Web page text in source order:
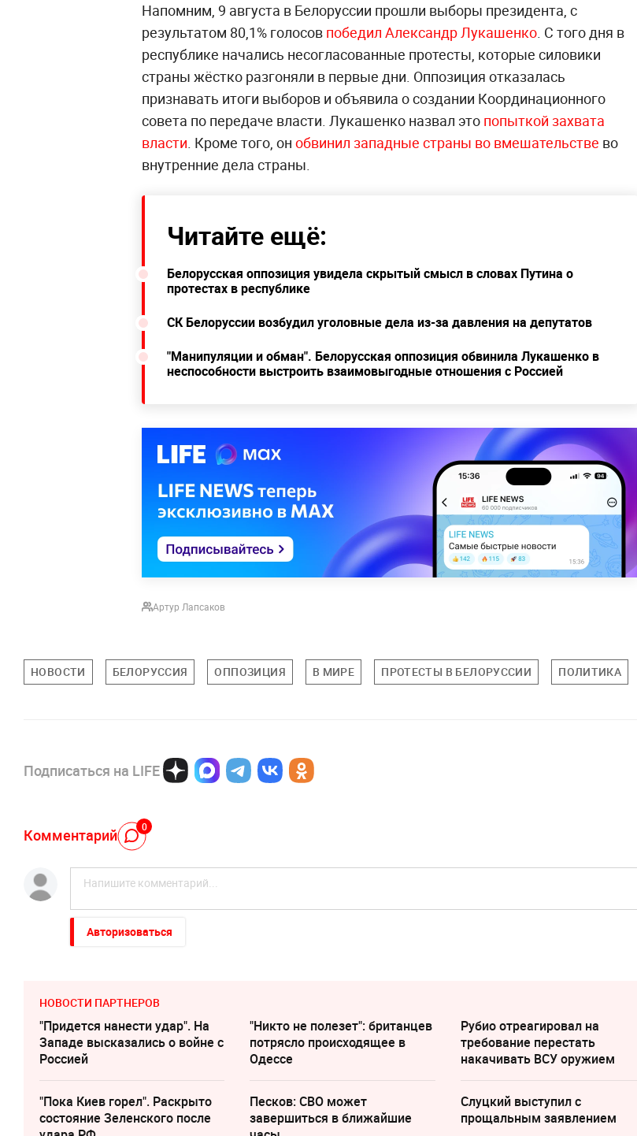
Напомним, 9 августа в Белоруссии прошли выборы президента, с
результатом 80,1% голосов победил Александр Лукашенко. С того дня в
республике начались несогласованные протесты, которые силовики
страны жёстко разгоняли в первые дни. Оппозиция отказалась
признавать итоги выборов и объявила о создании Координационного
совета по передаче власти. Лукашенко назвал это попыткой захвата
власти. Кроме того, он обвинил западные страны во вмешательстве во
внутренние дела страны.
Читайте ещё:
Белорусская оппозиция увидела скрытый смысл в словах Путина о
протестах в республике
СК Белоруссии возбудил уголовные дела из-за давления на депутатов
"Манипуляции и обман". Белорусская оппозиция обвинила Лукашенко в
неспособности выстроить взаимовыгодные отношения с Россией
Артур Лапсаков
НОВОСТИ БЕЛОРУССИЯ ОППОЗИЦИЯ В МИРЕ ПРОТЕСТЫ В БЕЛОРУССИИ ПОЛИТИКА
Подписаться на LIFE
Комментарий 0
Авторизоваться
НОВОСТИ ПАРТНЕРОВ
"Придется нанести удар". На
Западе высказались о войне с
Россией
"Никто не полезет": британцев
потрясло происходящее в
Одессе
Рубио отреагировал на
требование перестать
накачивать ВСУ оружием
"Пока Киев горел". Раскрыто
состояние Зеленского после
Песков: СВО может
завершиться в ближайшие
Слуцкий выступил с
прощальным заявлением